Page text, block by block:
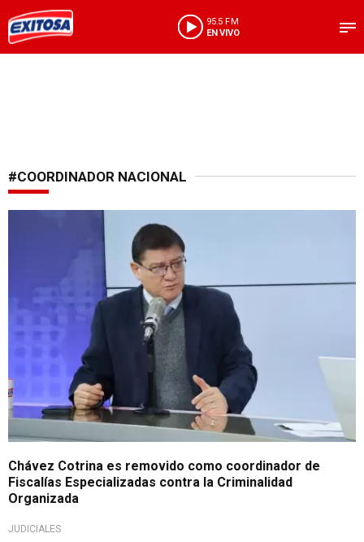
95.5 FM
EN VIVO
#COORDINADOR NACIONAL
A través de una resolución
Chávez Cotrina es removido como coordinador de
Fiscalías Especializadas contra la Criminalidad
Organizada
JUDICIALES